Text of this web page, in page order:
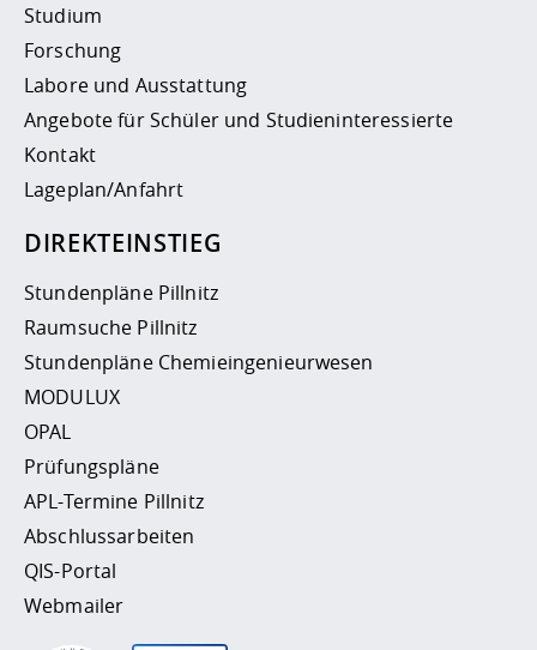
Studium
Forschung
Labore und Ausstattung
Angebote für Schüler und Studieninteressierte
Kontakt
Lageplan/Anfahrt
DIREKTEINSTIEG
Stundenpläne Pillnitz
Raumsuche Pillnitz
Stundenpläne Chemieingenieurwesen
MODULUX
OPAL
Prüfungspläne
APL-Termine Pillnitz
Abschlussarbeiten
QIS-Portal
Webmailer